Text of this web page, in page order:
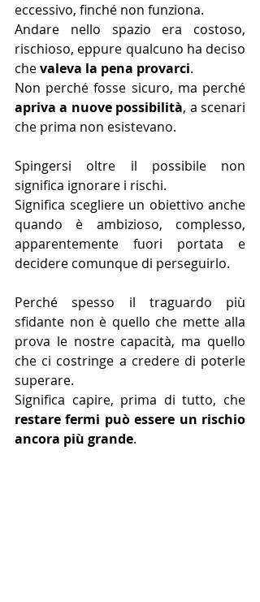
eccessivo, finché non funziona.
Andare nello spazio era costoso,
rischioso, eppure qualcuno ha deciso
che valeva la pena provarci.
apriva a nuove possibilità, a scenari
che prima non esistevano.
Spingersi oltre il possibile non
significa ignorare i rischi.
Significa scegliere un obiettivo anche
quando è ambizioso, complesso,
apparentemente fuori portata e
decidere comunque di perseguirlo.
Perché spesso il traguardo più
sfidante non è quello che mette alla
prova le nostre capacità, ma quello
che ci costringe a credere di poterle
superare.
restare fermi può essere un rischio
ancora più grande.